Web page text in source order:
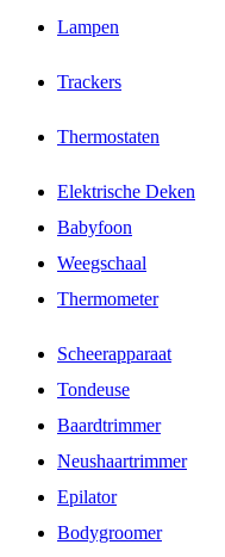
Lampen
Trackers
Thermostaten
Elektrische Deken
Babyfoon
Weegschaal
Thermometer
Scheerapparaat
Tondeuse
Baardtrimmer
Neushaartrimmer
Epilator
Bodygroomer